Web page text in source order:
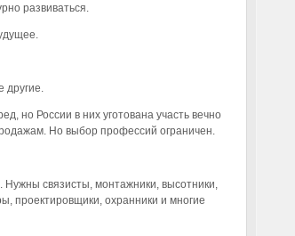
развиваться.
другие.
но России в них уготована участь вечно
Но выбор профессий ограничен.
Нужны связисты, монтажники, высотники,
проектировщики, охранники и многие